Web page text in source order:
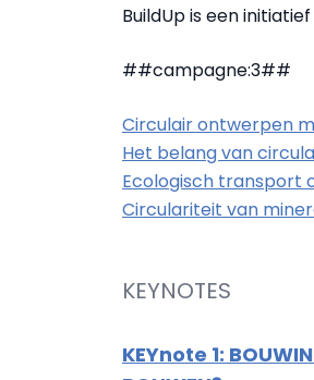
BuildUp is een
##campagne:3##
Circulair ontwerpen
Het belang van
Ecologisch transport
Circulariteit van
KEYNOTES
KEYnote 1: